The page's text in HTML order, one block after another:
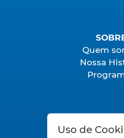
Uso de
Quem
Nossa
SAC